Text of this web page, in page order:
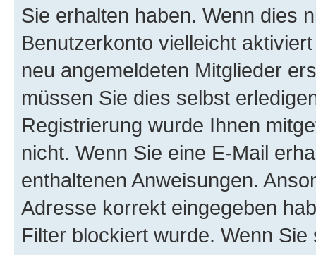
Sie erhalten haben. Wenn dies
Benutzerkonto vielleicht
neu angemeldeten Mitglieder
müssen Sie dies selbst
Registrierung wurde Ihnen
nicht. Wenn Sie eine E-Mail
enthaltenen Anweisungen.
Adresse korrekt eingegeben
Filter blockiert wurde. Wenn